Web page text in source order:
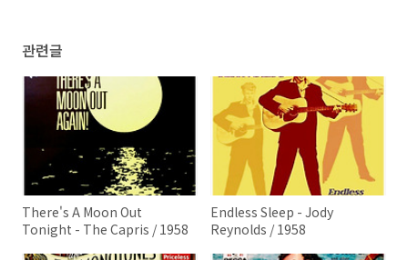
관련글
There's A Moon Out
Tonight - The Capris / 1958
Endless Sleep - Jody
Reynolds / 1958